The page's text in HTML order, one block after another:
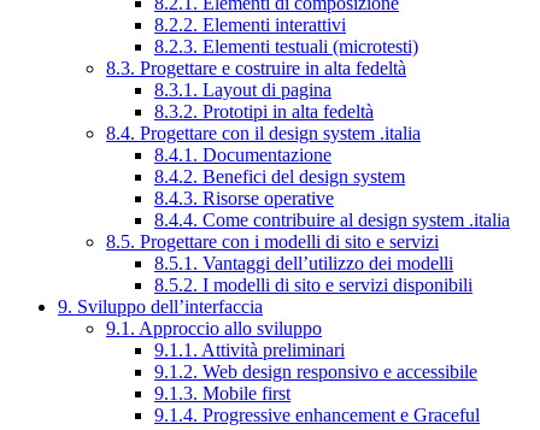
8.2.2. Elementi interattivi
8.2.3. Elementi testuali (microtesti)
8.3. Progettare e costruire in alta fedeltà
8.3.1. Layout di pagina
8.3.2. Prototipi in alta fedeltà
8.4. Progettare con il design system .italia
8.4.1. Documentazione
8.4.2. Benefici del design system
8.4.3. Risorse operative
8.4.4. Come contribuire al design system .italia
8.5. Progettare con i modelli di sito e servizi
8.5.1. Vantaggi dell’utilizzo dei modelli
8.5.2. I modelli di sito e servizi disponibili
9. Sviluppo dell’interfaccia
9.1. Approccio allo sviluppo
9.1.1. Attività preliminari
9.1.2. Web design responsivo e accessibile
9.1.3. Mobile first
9.1.4. Progressive enhancement e Graceful